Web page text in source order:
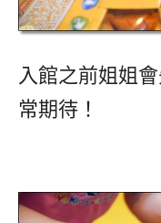
入館之前姐姐
常期待！